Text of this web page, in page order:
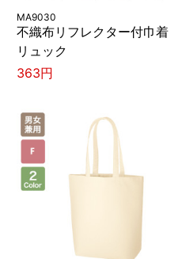
MA9030
不織布リフレクター付巾着
リュック
363円